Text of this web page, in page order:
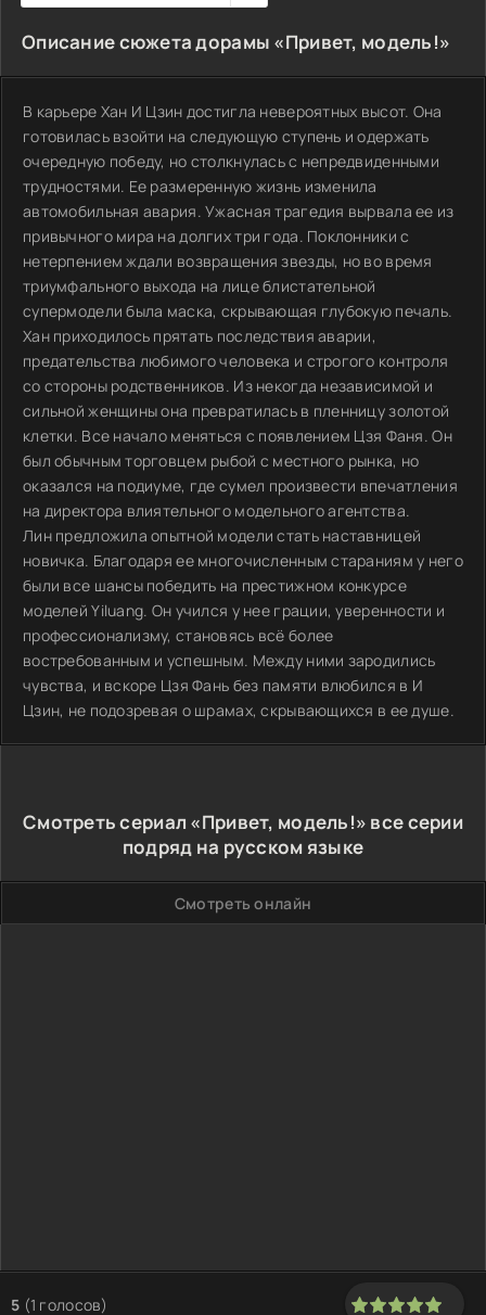
Описание сюжета дорамы «Привет, модель!»
В карьере Хан И Цзин достигла невероятных высот. Она
готовилась взойти на следующую ступень и одержать
очередную победу, но столкнулась с непредвиденными
трудностями. Ее размеренную жизнь изменила
автомобильная авария. Ужасная трагедия вырвала ее из
привычного мира на долгих три года. Поклонники с
нетерпением ждали возвращения звезды, но во время
триумфального выхода на лице блистательной
супермодели была маска, скрывающая глубокую печаль.
Хан приходилось прятать последствия аварии,
предательства любимого человека и строгого контроля
со стороны родственников. Из некогда независимой и
сильной женщины она превратилась в пленницу золотой
клетки. Все начало меняться с появлением Цзя Фаня. Он
был обычным торговцем рыбой с местного рынка, но
оказался на подиуме, где сумел произвести впечатления
на директора влиятельного модельного агентства.
Лин предложила опытной модели стать наставницей
новичка. Благодаря ее многочисленным стараниям у него
были все шансы победить на престижном конкурсе
моделей Yiluang. Он учился у нее грации, уверенности и
профессионализму, становясь всё более
востребованным и успешным. Между ними зародились
чувства, и вскоре Цзя Фань без памяти влюбился в И
Цзин, не подозревая о шрамах, скрывающихся в ее душе.
Смотреть сериал «Привет, модель!» все серии
подряд на русском языке
Смотреть онлайн
5 (1 голосов)